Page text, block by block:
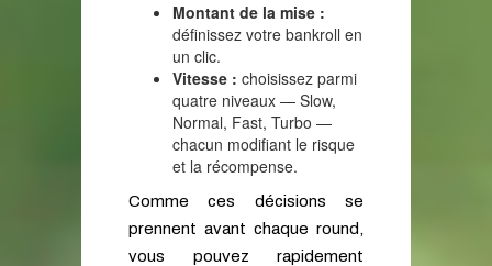
Montant de la mise :
définissez votre bankroll en
un clic.
Vitesse : choisissez parmi
quatre niveaux — Slow,
Normal, Fast, Turbo —
chacun modifiant le risque
et la récompense.
Comme ces décisions se
prennent avant chaque round,
vous pouvez rapidement